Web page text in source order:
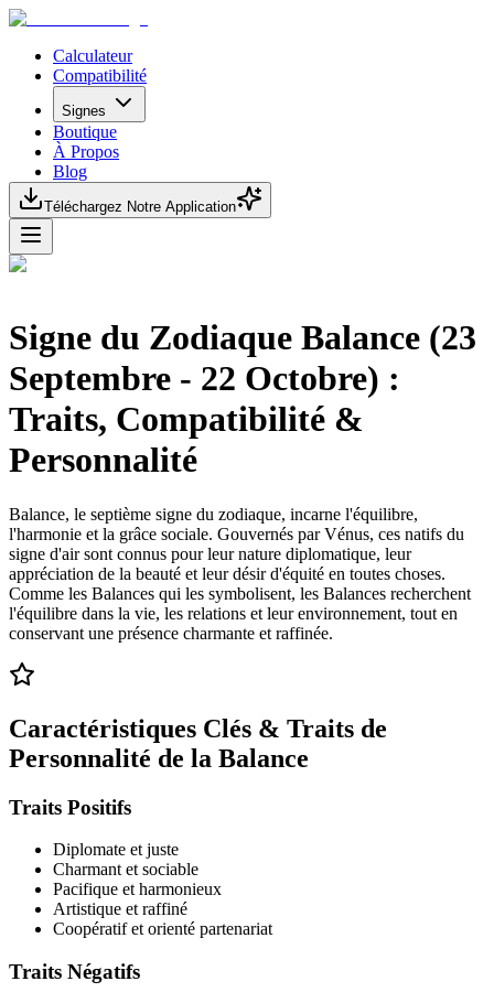
Calculateur
Compatibilité
Signes
Boutique
À Propos
Blog
Téléchargez Notre Application
Signe du Zodiaque Balance (23
Septembre - 22 Octobre) :
Traits, Compatibilité &
Personnalité
Balance, le septième signe du zodiaque, incarne l'équilibre,
l'harmonie et la grâce sociale. Gouvernés par Vénus, ces natifs du
signe d'air sont connus pour leur nature diplomatique, leur
appréciation de la beauté et leur désir d'équité en toutes choses.
Comme les Balances qui les symbolisent, les Balances recherchent
l'équilibre dans la vie, les relations et leur environnement, tout en
conservant une présence charmante et raffinée.
Caractéristiques Clés & Traits de
Personnalité de la Balance
Traits Positifs
Diplomate et juste
Charmant et sociable
Pacifique et harmonieux
Artistique et raffiné
Coopératif et orienté partenariat
Traits Négatifs